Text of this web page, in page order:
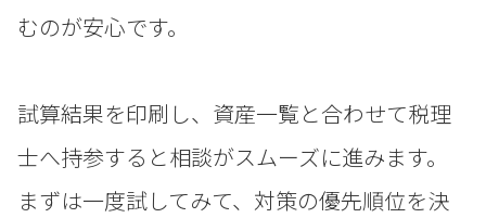
むのが安心です。
試算結果を印刷し、資産一覧と合わせて税理
士へ持参すると相談がスムーズに進みます。
まずは一度試してみて、対策の優先順位を決